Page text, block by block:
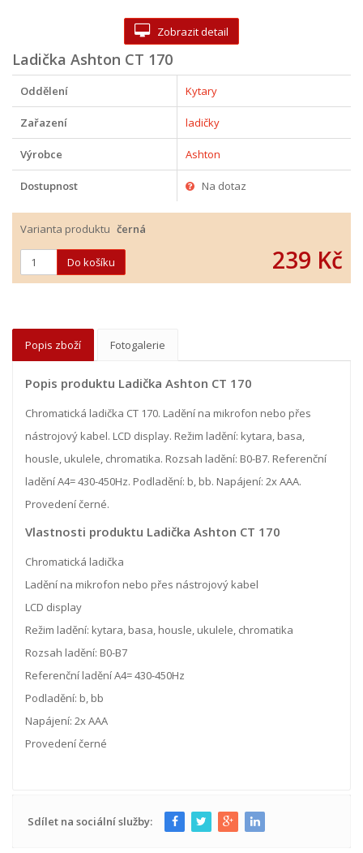
Zobrazit detail
Ladička Ashton CT 170
Oddělení Kytary
Zařazení ladičky
Výrobce Ashton
Dostupnost Na dotaz
Varianta produktu černá
239 Kč
Popis zboží Fotogalerie
Popis produktu Ladička Ashton CT 170
Chromatická ladička CT 170. Ladění na mikrofon nebo přes
nástrojový kabel. LCD display. Režim ladění: kytara, basa,
housle, ukulele, chromatika. Rozsah ladění: B0-B7. Referenční
ladění A4= 430-450Hz. Podladění: b, bb. Napájení: 2x AAA.
Provedení černé.
Vlastnosti produktu Ladička Ashton CT 170
Chromatická ladička
Ladění na mikrofon nebo přes nástrojový kabel
LCD display
Režim ladění: kytara, basa, housle, ukulele, chromatika
Rozsah ladění: B0-B7
Referenční ladění A4= 430-450Hz
Podladění: b, bb
Napájení: 2x AAA
Provedení černé
Sdílet na sociální služby: